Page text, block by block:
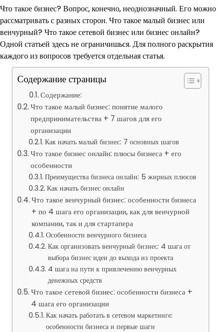
Что такое бизнес? Вопрос, конечно, неоднозначный. Его можно
рассматривать с разных сторон. Что такое малый бизнес или
венчурный? Что такое сетевой бизнес или бизнес онлайн?
Одной статьей здесь не ограничишься. Для полного раскрытия
каждого из вопросов требуется отдельная статья.
Содержание страницы
Содержание:
Что такое малый бизнес: понятие малого
предпринимательства + 7 шагов для его
организации
Как начать малый бизнес: 7 основных шагов
Что такое бизнес онлайн: плюсы бизнеса + его
особенности
Преимущества бизнеса онлайн: 5 жирных плюсов
Как начать бизнес онлайн
Что такое венчурный бизнес: особенности бизнеса
+ по 4 шага его организации, как для венчурной
компании, так и для стартапера
Особенности венчурного бизнеса
Как организовать венчурный бизнес: 4 шага от
выбора бизнес идеи до выхода из проекта
4 шага на пути к привлечению венчурных
денежных средств
Что такое сетевой бизнес: особенности бизнеса +
4 шага его организации
Как начать работать в сетевом маркетинге:
особенности бизнеса и первые шаги